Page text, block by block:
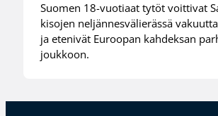
Suomen 18-vuotiaat tytöt voittivat
kisojen neljännesvälierässä
ja etenivät Euroopan kahdeksan
joukkoon.